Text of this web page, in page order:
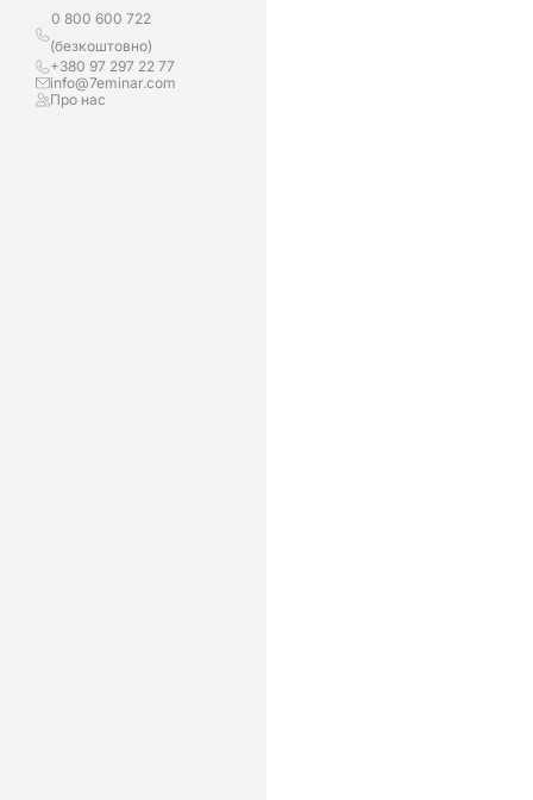
0 800 600 722
(безкоштовно)
+380 97 297 22 77
info@7eminar.com
Про нас